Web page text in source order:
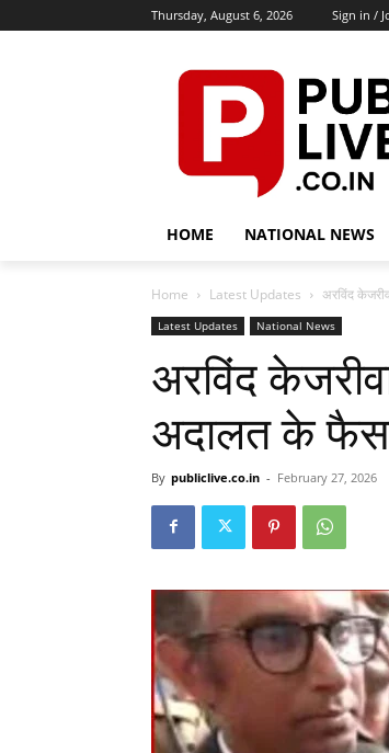
Thursday, August 6, 2026 Sign in /
HOME NATIONAL NEWS
Home Latest Updates अरविंद
Latest Updates National News
अरविंद
अदालत के
By publiclive.co.in - February 27, 2026